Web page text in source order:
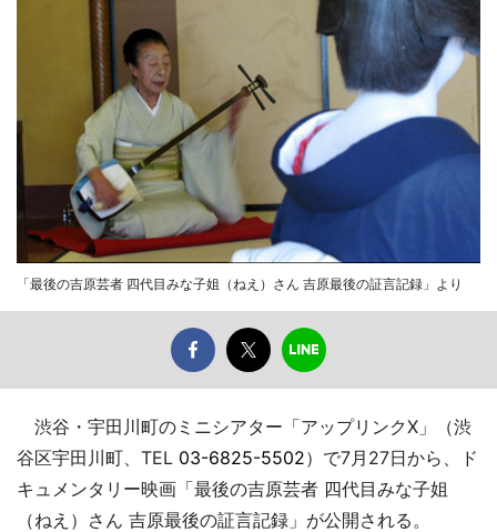
「最後の吉原芸者 四代目みな子姐（ねえ）さん 吉原最後の証言記録」より
渋谷・宇田川町のミニシアター「アップリンクX」（渋
谷区宇田川町、TEL 03-6825-5502）で7月27日から、ド
キュメンタリー映画「最後の吉原芸者 四代目みな子姐
（ねえ）さん 吉原最後の証言記録」が公開される。